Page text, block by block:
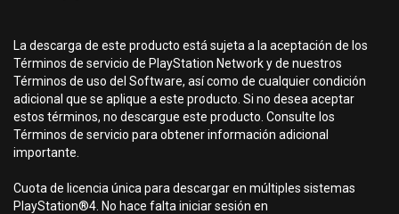
La descarga de este producto está sujeta a la aceptación de los
Términos de servicio de PlayStation Network y de nuestros
Términos de uso del Software, así como de cualquier condición
adicional que se aplique a este producto. Si no desea aceptar
estos términos, no descargue este producto. Consulte los
Términos de servicio para obtener información adicional
importante.
Cuota de licencia única para descargar en múltiples sistemas
PlayStation®4. No hace falta iniciar sesión en